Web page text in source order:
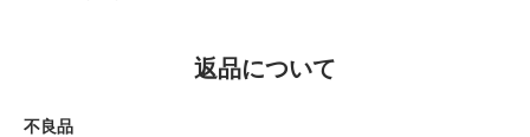
返品について
不良品